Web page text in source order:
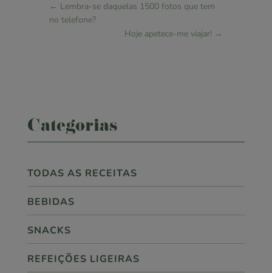
← Lembra-se daquelas 1500 fotos que tem
no telefone?
Hoje apetece-me viajar! →
Categorias
TODAS AS RECEITAS
BEBIDAS
SNACKS
REFEIÇÕES LIGEIRAS